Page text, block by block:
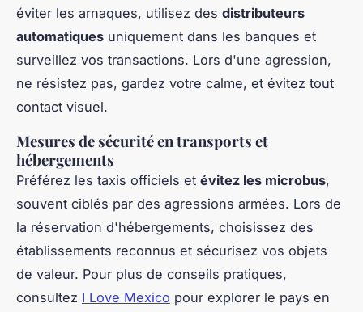
éviter les arnaques, utilisez des distributeurs
automatiques uniquement dans les banques et
surveillez vos transactions. Lors d'une agression,
ne résistez pas, gardez votre calme, et évitez tout
contact visuel.
Mesures de sécurité en transports et
hébergements
Préférez les taxis officiels et évitez les microbus,
souvent ciblés par des agressions armées. Lors de
la réservation d'hébergements, choisissez des
établissements reconnus et sécurisez vos objets
de valeur. Pour plus de conseils pratiques,
consultez I Love Mexico pour explorer le pays en